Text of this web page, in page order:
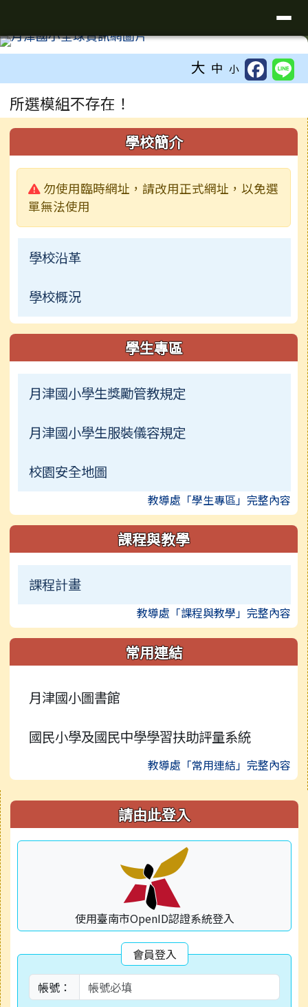
臺南市鹽水區月津國民小學全球資
⏸
大 中 小
主內容區域
所選模組不存在！
左邊區域內容 學校簡介
警告:
勿使用臨時網址，請改用正式網址，以免選
單無法使用
學校沿革
學校概況
學生專區
月津國小學生獎勵管教規定
月津國小學生服裝儀容規定
校園安全地圖
教導處「學生專區」完整內容
課程與教學
課程計畫
教導處「課程與教學」完整內容
常用連結
月津國小圖書館
國民小學及國民中學學習扶助評量系統
教導處「常用連結」完整內容
右邊區域內容 請由此登入
使用臺南市OpenID認證系統登入
會員登入
帳號：
頁尾區域